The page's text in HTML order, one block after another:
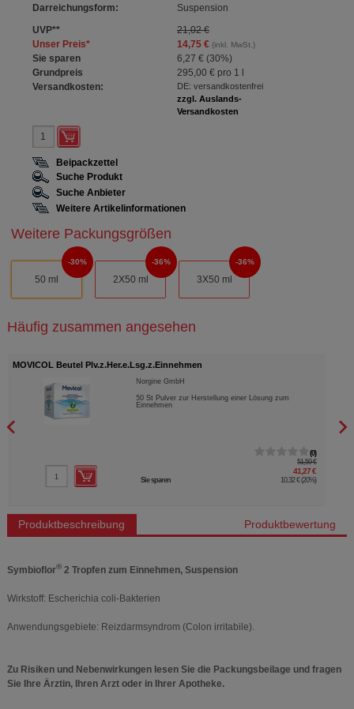
Darreichungsform:
Suspension
UVP**
21,02 €
Unser Preis* 14,75 €(inkl. MwSt.)
Sie sparen 6,27 € (30%)
Grundpreis
295,00 €pro 1 l
Versandkosten:
DE: versandkostenfrei
zzgl. Auslands-
Versandkosten
Beipackzettel
Suche Produkt
Suche Anbieter
Weitere Artikelinformationen
Weitere Packungsgrößen
50 ml
30%
2X50 ml
36%
3X50 ml
36%
Häufig zusammen angesehen
MOVICOL Beutel Plv.z.Her.e.Lsg.z.Einnehmen
Norgine GmbH
50St Pulver zur Herstellung einer Lösung zum
Einnehmen
0
51,59 €
41,27 €
Sie sparen 10,32 € (20%)
Produktbeschreibung Produktbewertung
Symbioflor®2 Tropfen zum Einnehmen, Suspension
Wirkstoff: Escherichia coli-Bakterien
Anwendungsgebiete: Reizdarmsyndrom (Colon irritabile).
Zu Risiken und Nebenwirkungen lesen Sie die Packungsbeilage und fragen
Sie Ihre Ärztin, Ihren Arzt oder in Ihrer Apotheke.